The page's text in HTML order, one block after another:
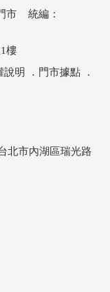
市 統編：
樓
說明 ． 門市據點 ．
北市內湖區瑞光路